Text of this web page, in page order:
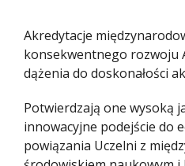
Akredytacje
konsekwentnego rozwoju
dążenia do doskonałości
Potwierdzają one wysoką
innowacyjne podejście do
powiązania Uczelni z